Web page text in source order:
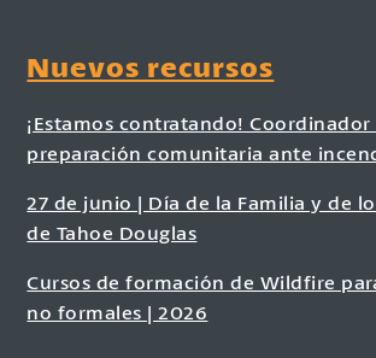
Nuevos recursos
¡Estamos contratando! Coordinador
preparación comunitaria ante
27 de junio | Día de la Familia y de
de Tahoe Douglas
Cursos de formación de Wildfire
no formales | 2026